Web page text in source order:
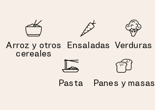
Arroz y otros
cereales
Ensaladas Verduras
Pasta Panes y masas